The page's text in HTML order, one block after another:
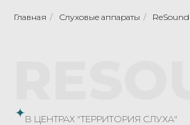
Главная / Слуховые аппараты / ReSound
В ЦЕНТРАХ "ТЕРРИТОРИЯ СЛУХА"